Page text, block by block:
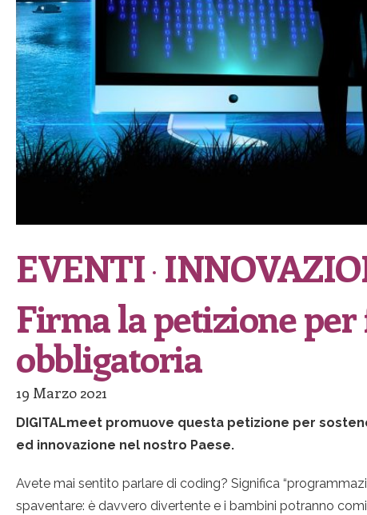
EVENTI
Firma la petizione
obbligatoria
19 Marzo 2021
DIGITALmeet promuove questa petizione per
ed innovazione nel nostro Paese.
Avete mai sentito parlare di coding? Significa
spaventare: è davvero divertente e i bambini potranno